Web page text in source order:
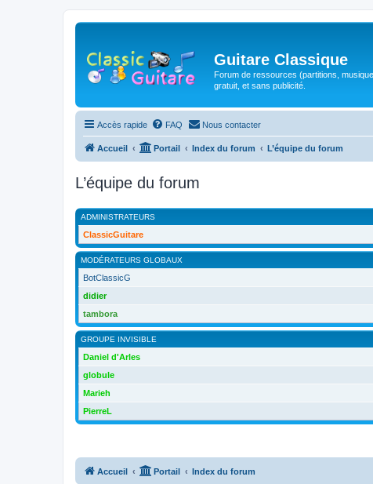
Guitare Classique
Forum de ressources (partitions,
gratuit, et sans publicité.
Accès rapide FAQ Nous contacter
Accueil Portail Index du forum L’équipe du forum
L’équipe du forum
ADMINISTRATEURS
ClassicGuitare
MODÉRATEURS GLOBAUX
BotClassicG
didier
tambora
GROUPE INVISIBLE
Daniel d'Arles
globule
Marieh
PierreL
Accueil Portail Index du forum